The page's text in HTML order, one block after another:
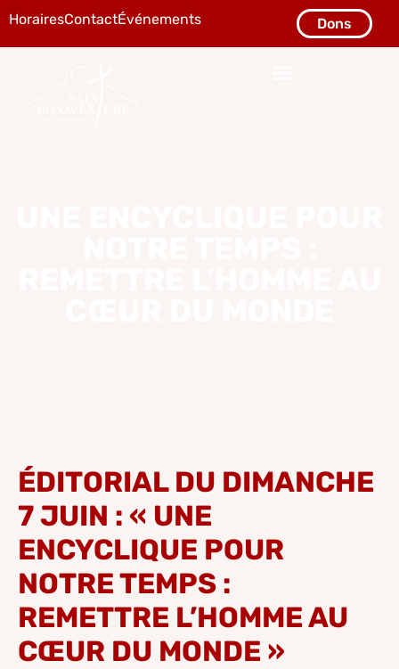
HorairesContactÉvénements Dons
ÉDITORIAL DU DIMANCHE
7 JUIN : « UNE
ENCYCLIQUE POUR
NOTRE TEMPS :
REMETTRE L’HOMME AU
CŒUR DU MONDE »